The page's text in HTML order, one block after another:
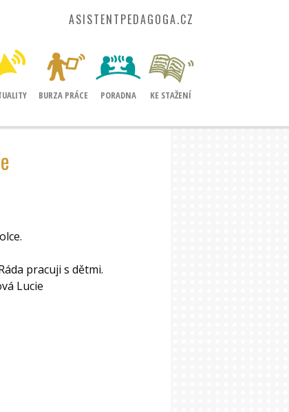
ASISTENTPEDAGOGA.CZ
BURZA PRÁCE PORADNA KE STAŽENÍ
pracuji s dětmi.
Lucie